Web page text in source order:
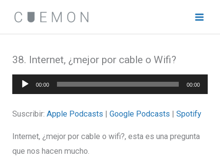
contenido
38. Internet, ¿mejor por cable o Wifi?
Reproductor
de
audio
00:00 00:00
Suscribir:Apple Podcasts |Google Podcasts |Spotify
Internet, ¿mejor por cable o wifi?, esta es una pregunta
que nos hacen mucho.